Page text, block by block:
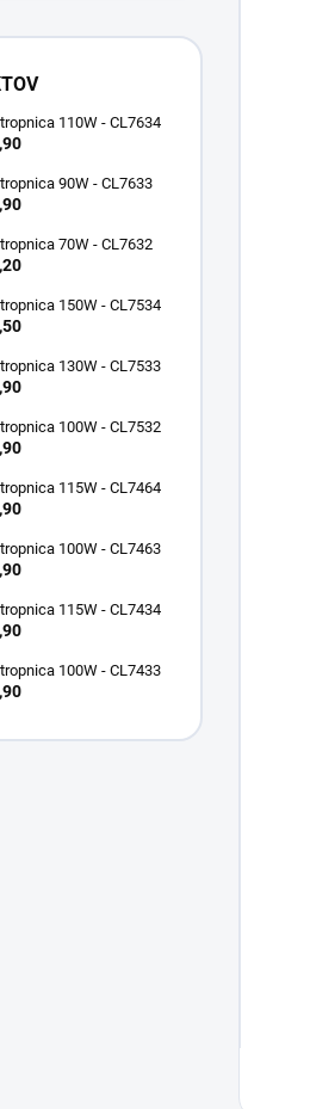
110W - CL7634
90W - CL7633
70W - CL7632
150W - CL7534
130W - CL7533
100W - CL7532
115W - CL7464
100W - CL7463
115W - CL7434
100W - CL7433